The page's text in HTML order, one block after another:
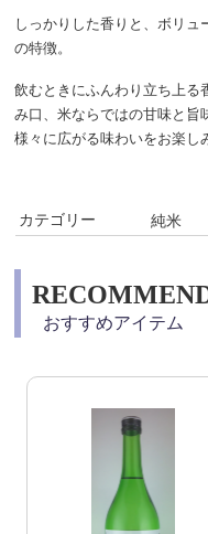
しっかりした香りと、ボリ
の特徴。
飲むときにふんわり立ち上る
み口、米ならではの甘味と旨
様々に広がる味わいをお楽し
カテゴリー 純米
おすすめアイテム